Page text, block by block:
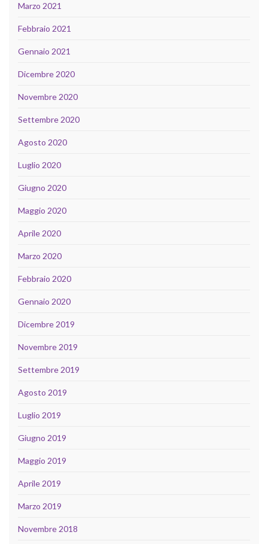
Marzo 2021
Febbraio 2021
Gennaio 2021
Dicembre 2020
Novembre 2020
Settembre 2020
Agosto 2020
Luglio 2020
Giugno 2020
Maggio 2020
Aprile 2020
Marzo 2020
Febbraio 2020
Gennaio 2020
Dicembre 2019
Novembre 2019
Settembre 2019
Agosto 2019
Luglio 2019
Giugno 2019
Maggio 2019
Aprile 2019
Marzo 2019
Novembre 2018